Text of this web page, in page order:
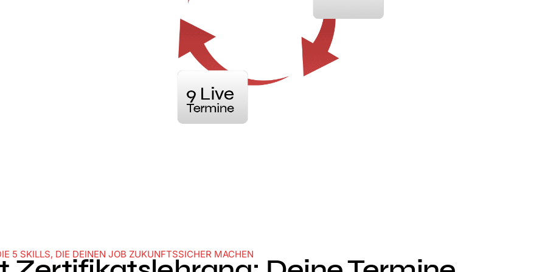
5 SKILLS, DIE DEINEN JOB ZUKUNFTSSICHER MACHEN